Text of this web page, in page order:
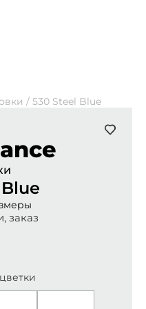
/ 530 Steel Blue
заказ